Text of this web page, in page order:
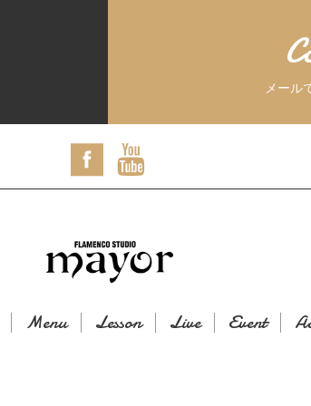
メール
Menu Lesson Live Event